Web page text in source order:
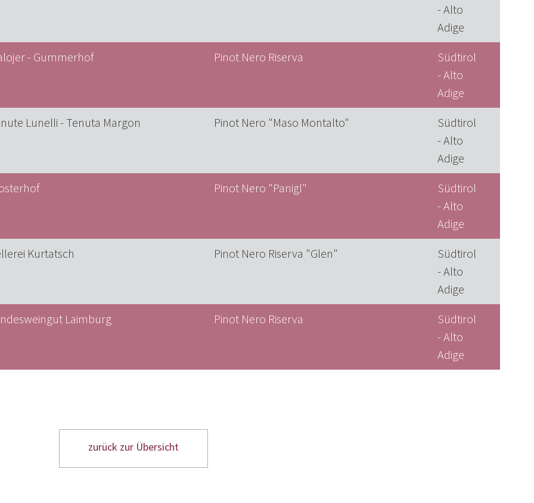
- Alto
Adige
- Gummerhof Pinot Nero Riserva
Südtirol
- Alto
Adige
Lunelli - Tenuta Margon Pinot Nero "Maso Montalto"
Südtirol
- Alto
Adige
Pinot Nero "Panigl"
Südtirol
- Alto
Adige
Kurtatsch Pinot Nero Riserva "Glen"
Südtirol
- Alto
Adige
Laimburg Pinot Nero Riserva
Südtirol
- Alto
Adige
zurück zur Übersicht